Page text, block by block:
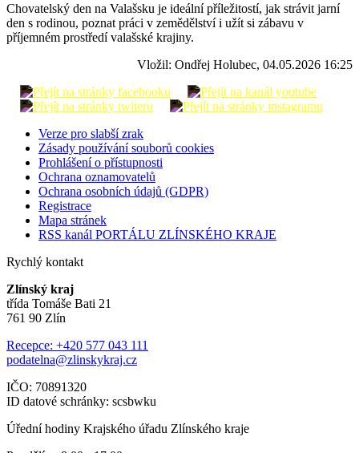
Chovatelský den na Valašsku je ideální příležitostí, jak strávit jarní
den s rodinou, poznat práci v zemědělství i užít si zábavu v
příjemném prostředí valašské krajiny.
Vložil: Ondřej Holubec, 04.05.2026 16:25
Verze pro slabší zrak
Zásady používání souborů cookies
Prohlášení o přístupnosti
Ochrana oznamovatelů
Ochrana osobních údajů (GDPR)
Registrace
Mapa stránek
RSS kanál PORTÁLU ZLÍNSKÉHO KRAJE
Rychlý kontakt
Zlínský kraj
třída Tomáše Bati 21
761 90 Zlín
Recepce: +420 577 043 111
podatelna@zlinskykraj.cz
IČO: 70891320
ID datové schránky: scsbwku
Úřední hodiny Krajského úřadu Zlínského kraje